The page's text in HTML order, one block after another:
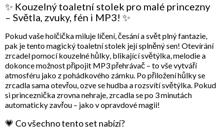
✨ Kouzelný toaletní stolek pro malé princezny
– Světla, zvuky, fén i MP3! ✨
Pokud vaše holčička miluje líčení, česání a svět plný fantazie,
pak je tentomagický toaletní stolek její splněný sen! Otevírání
zrcadel pomocíkouzelné hůlky , blikající světýlka, melodie a
dokonce možnost připojit MP3 přehrávač – to vše vytváří
atmosféru jako z pohádkového zámku. Po přiložení hůlky se
zrcadla sama otevřou, ozve se hudba a rozsvítí světýlka. Pokud
si princeznička zrovna nehraje, zrcadla se po 3 minutách
automaticky zavřou – jako v opravdové magii!
💗 Co všechno tento set nabízí?